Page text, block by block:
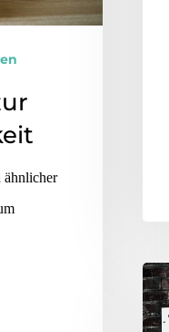
ähnlicher